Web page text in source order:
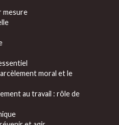
mesure
moral et le
au travail : rôle de